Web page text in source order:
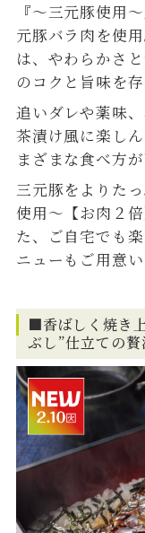
『～三元豚使用
元豚バラ肉を使
は、やわらかさ
のコクと旨味を
追いダレや薬味
茶漬け風に楽し
まざまな食べ方が
三元豚をよりた
使用～【お肉２
た、ご自宅でも
ニューもご用意い
■香ばしく焼き
ぶし”仕立ての贅